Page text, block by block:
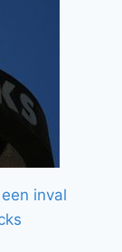
inval